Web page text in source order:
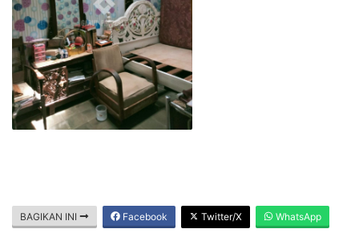
BAGIKAN INI Facebook Twitter/X WhatsApp